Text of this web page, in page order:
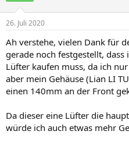
26. Juli 2020
Ah verstehe, vielen Dank für
gerade noch festgestellt,
Lüfter kaufen muss, da ich
aber mein Gehäuse (Lian LI
einen 140mm an der Front
Da dieser eine Lüfter die
würde ich auch etwas mehr